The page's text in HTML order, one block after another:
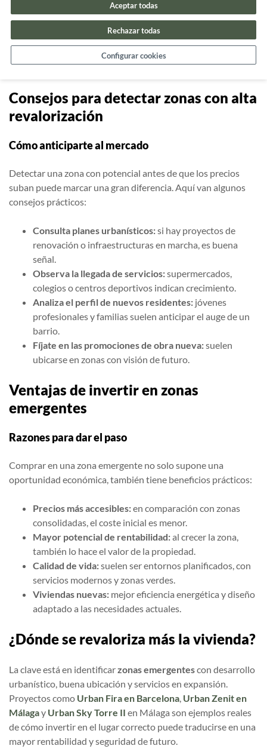
En todas estas zonas se están desarrollando proyectos de
que ofrecen calidad de vida y oportunidades de
ahorro e inversióna futuro.
Consejos para detectar zonas con alta
revalorización
Cómo anticiparte al mercado
Detectar una zona con potencial antes de que los precios
suban puede marcar una gran diferencia. Aquí van algunos
consejos prácticos:
Consulta planes urbanísticos:si hay proyectos de
renovación o infraestructuras en marcha, es buena
señal.
Observa la llegada de servicios:supermercados,
colegios o centros deportivos indican crecimiento.
Analiza el perfil de nuevos residentes: jóvenes
profesionales y familias suelen anticipar el auge de un
barrio.
Fíjate en las promociones de obra nueva:suelen
ubicarse en zonas con visión de futuro.
Ventajas de invertir en zonas
emergentes
Razones para dar el paso
Comprar en una zona emergente no solo supone una
oportunidad económica, también tiene beneficios prácticos:
Precios más accesibles:en comparación con zonas
consolidadas, el coste inicial es menor.
Mayor potencial de rentabilidad:al crecer la zona,
también lo hace el valor de la propiedad.
Calidad de vida:suelen ser entornos planificados, con
servicios modernos y zonas verdes.
Viviendas nuevas: mejor eficiencia energética y diseño
adaptado a las necesidades actuales.
¿Dónde se revaloriza más la vivienda?
La clave está en identificarzonas emergentescon desarrollo
urbanístico, buena ubicación y servicios en expansión.
Proyectos como Urban Fira en Barcelona Urban Zenit en
Málagay Urban Sky Torre II en Málaga son ejemplos reales
de cómo invertir en el lugar correcto puede traducirse en una
mayor rentabilidad y seguridad de futuro.
Aceptar todas
Rechazar todas
Configurar cookies